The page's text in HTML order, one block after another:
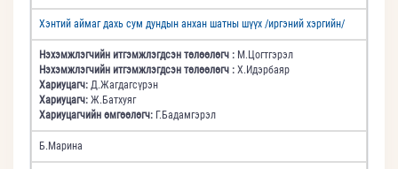
Хэнтий аймаг дахь сум дундын анхан шатны шүүх /иргэний хэргийн/
Нэхэмжлэгчийн итгэмжлэгдсэн төлөөлөгч : М.Цогтгэрэл
Нэхэмжлэгчийн итгэмжлэгдсэн төлөөлөгч : Х.Идэрбаяр
Хариуцагч: Д.Жагдагсүрэн
Хариуцагч: Ж.Батхуяг
Хариуцагчийн өмгөөлөгч: Г.Бадамгэрэл
Б.Марина